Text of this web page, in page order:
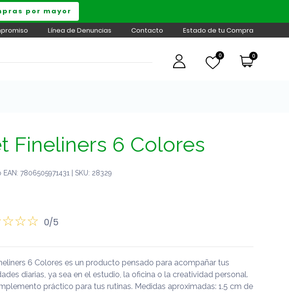
por mayor
Línea de Denuncias Contacto Estado de tu Compra
0 0
Fineliners 6 Colores
7806505971431 | SKU: 28329
0/5
6 Colores es un producto pensado para acompañar tus
diarias, ya sea en el estudio, la oficina o la creatividad personal.
práctico para tus rutinas. Medidas aproximadas: 1.5 cm de